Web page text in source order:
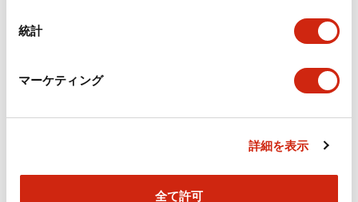
統計
マーケティング
詳細を表示
全て許可
ドキュメントとファイル
カタログ CAD
ARN形モノレバースイッチ／CSシリーズカムスイッチ
2025/08/28.PDF1.20MB